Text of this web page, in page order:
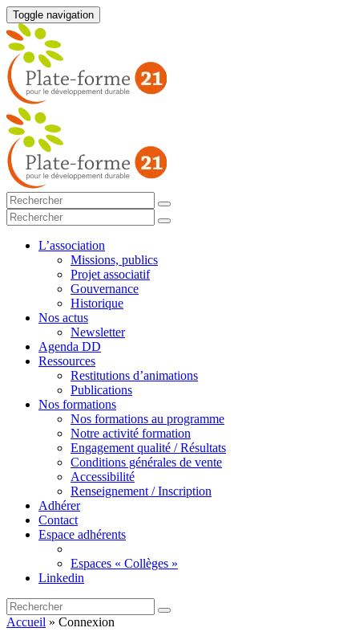
Toggle navigation
L’association
Missions, publics
Projet associatif
Gouvernance
Historique
Nos actus
Newsletter
Agenda DD
Ressources
Restitutions d’animations
Publications
Nos formations
Nos formations au programme
Notre activité formation
Engagement qualité / Résultats
Conditions générales de vente
Accessibilité
Renseignement / Inscription
Adhérer
Contact
Espace adhérents
Espaces « Collèges »
Linkedin
Accueil » Connexion